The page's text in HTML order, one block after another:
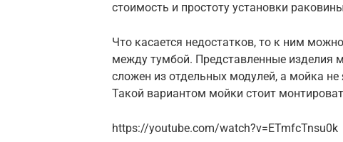
стоимость и простоту установки
Что касается недостатков, то к ним
между тумбой. Представленные изделия
сложен из отдельных модулей, а мойка
Такой вариантом мойки стоит
https://youtube.com/watch?v=ETmfcTnsu0k